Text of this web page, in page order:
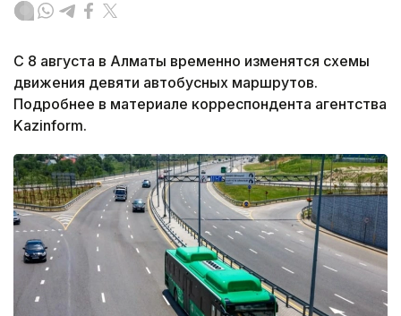
С 8 августа в Алматы временно изменятся схемы
движения девяти автобусных маршрутов.
Подробнее в материале корреспондента агентства
Kazinform.